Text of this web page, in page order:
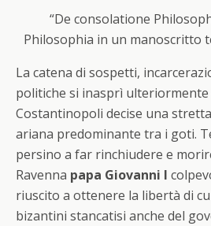
“De consolatione
Philosophia in un manoscritto
La catena di sospetti,
politiche si inasprì ulteriormente
Costantinopoli decise una
ariana predominante tra i goti.
persino a far rinchiudere e
Ravenna papa Giovanni I
riuscito a ottenere la libertà di
bizantini stancatisi anche del